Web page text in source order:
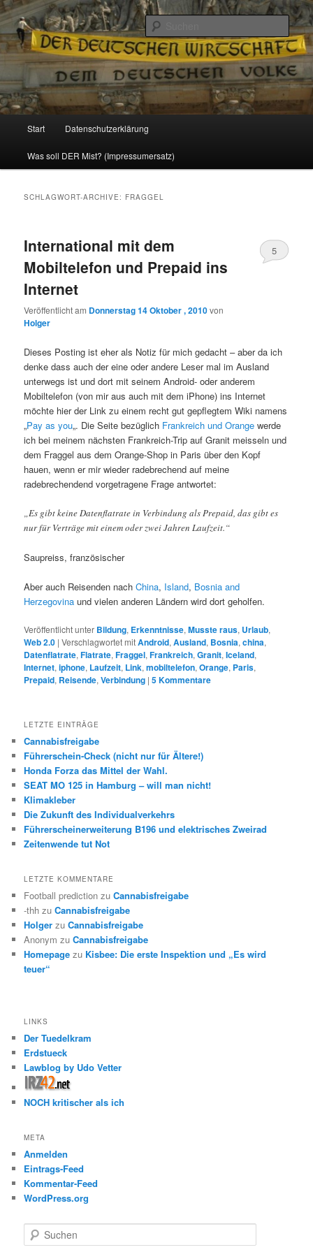
Reizzentrum
Politik, Wirtschaft, Soziales und Gesellschaft
Zum
Inhalt
Zum
sekundären
Start Datenschutzerklärung
Was soll DER Mist? (Impressumersatz)
SCHLAGWORT-ARCHIVE: FRAGGEL
International mit dem
Mobiltelefon und Prepaid ins
Internet
Veröffentlicht am Donnerstag 14 Oktober , 2010von
Holger
5
Dieses Posting ist eher als Notiz für mich gedacht – aber da ich
denke dass auch der eine oder andere Leser mal im Ausland
unterwegs ist und dort mit seinem Android- oder anderem
Mobiltelefon (von mir aus auch mit dem iPhone) ins Internet
möchte hier der Link zu einem recht gut gepflegtem Wiki namens
„Pay as you„. Die Seite bezüglich Frankreich und Orange werde
ich bei meinem nächsten Frankreich-Trip auf Granit meisseln und
dem Fraggel aus dem Orange-Shop in Paris über den Kopf
hauen, wenn er mir wieder radebrechend auf meine
radebrechendend vorgetragene Frage antwortet:
„Es gibt keine Datenflatrate in Verbindung als Prepaid, das gibt es
nur für Verträge mit einem oder zwei Jahren Laufzeit.“
Saupreiss, französischer
Aber auch Reisenden nachChina, Island, Bosnia and
Herzegovina und vielen anderen Ländern wird dort geholfen.
Veröffentlicht unter Bildung, Erkenntnisse,Musste raus, Urlaub,
Web 2.0 |Verschlagwortet mitAndroid,Ausland, Bosnia,china,
Datenflatrate,Flatrate,Fraggel,Frankreich,Granit,Iceland,
Internet,iphone, Laufzeit, Link,mobiltelefon,Orange, Paris,
Prepaid, Reisende,Verbindung |5Kommentare
LETZTE EINTRÄGE
Cannabisfreigabe
Führerschein-Check (nicht nur für Ältere!)
Honda Forza das Mittel der Wahl.
SEAT MO 125 in Hamburg – will man nicht!
Klimakleber
Die Zukunft des Individualverkehrs
Führerscheinerweiterung B196 und elektrisches Zweirad
Zeitenwende tut Not
LETZTE KOMMENTARE
Football prediction zuCannabisfreigabe
-thh zuCannabisfreigabe
Holger zuCannabisfreigabe
Anonym zuCannabisfreigabe
Homepage zu Kisbee: Die erste Inspektion und „Es wird
teuer“
LINKS
Der Tuedelkram
Erdstueck
Lawblog by Udo Vetter
NOCH kritischer als ich
META
Anmelden
Eintrags-Feed
Kommentar-Feed
WordPress.org
u